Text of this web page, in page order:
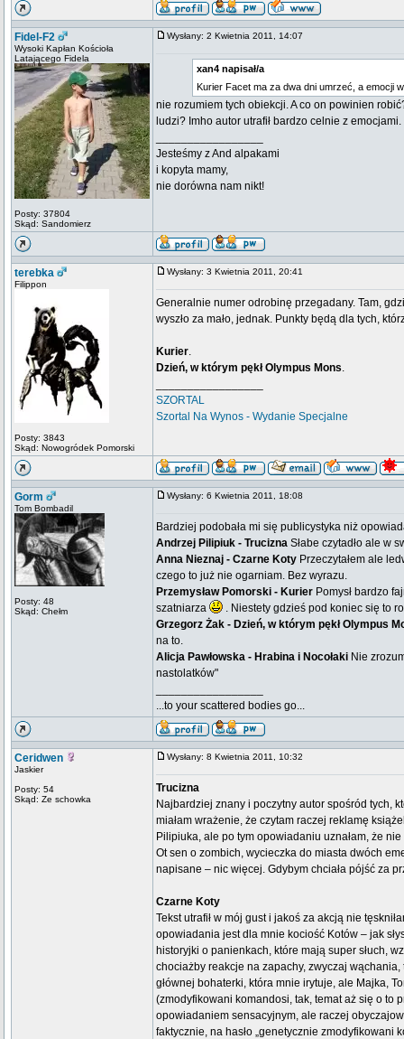
Fidel-F2
Wysoki Kapłan Kościoła
Latającego Fidela
Posty: 37804
Skąd: Sandomierz
Wysłany: 2 Kwietnia 2011, 14:07
xan4 napisał/a
Kurier Facet ma za dwa dni umrzeć, a emocji
nie rozumiem tych obiekcji. A co on powinien
ludzi? Imho autor utrafił bardzo celnie z
Jesteśmy z And alpakami
i kopyta mamy,
nie dorówna nam nikt!
terebka
Filippon
Posty: 3843
Skąd: Nowogródek Pomorski
Wysłany: 3 Kwietnia 2011, 20:41
Generalnie numer odrobinę przegadany. Tam,
wyszło za mało, jednak. Punkty będą dla tych,
Kurier.
Dzień, w którym pękł Olympus Mons.
SZORTAL
Szortal Na Wynos - Wydanie Specjalne
Gorm
Tom Bombadil
Posty: 48
Skąd: Chełm
Wysłany: 6 Kwietnia 2011, 18:08
Bardziej podobała mi się publicystyka niż
Andrzej Pilipiuk - Trucizna Słabe czytadło ale w
Anna Nieznaj - Czarne Koty Przeczytałem ale
czego to już nie ogarniam. Bez wyrazu.
Przemysław Pomorski - Kurier Pomysł bardzo
szatniarza
. Niestety gdzieś pod koniec się to
Grzegorz Żak - Dzień, w którym pękł Olympus
na to.
Alicja Pawłowska - Hrabina i Nocołaki Nie
nastolatków"
...to your scattered bodies go...
Ceridwen
Jaskier
Posty: 54
Skąd: Ze schowka
Wysłany: 8 Kwietnia 2011, 10:32
Trucizna
Najbardziej znany i poczytny autor spośród tych,
miałam wrażenie, że czytam raczej reklamę
Pilipiuka, ale po tym opowiadaniu uznałam, że
Ot sen o zombich, wycieczka do miasta dwóch
napisane – nic więcej. Gdybym chciała pójść za
Czarne Koty
Tekst utrafił w mój gust i jakoś za akcją nie
opowiadania jest dla mnie kociość Kotów – jak
historyjki o panienkach, które mają super słuch,
chociażby reakcje na zapachy, zwyczaj
głównej bohaterki, która mnie irytuje, ale Majka,
(zmodyfikowani komandosi, tak, temat aż się o to
opowiadaniem sensacyjnym, ale raczej
faktycznie, na hasło „genetycznie